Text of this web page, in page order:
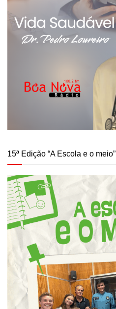
15ª Edição “A Escola e o meio”